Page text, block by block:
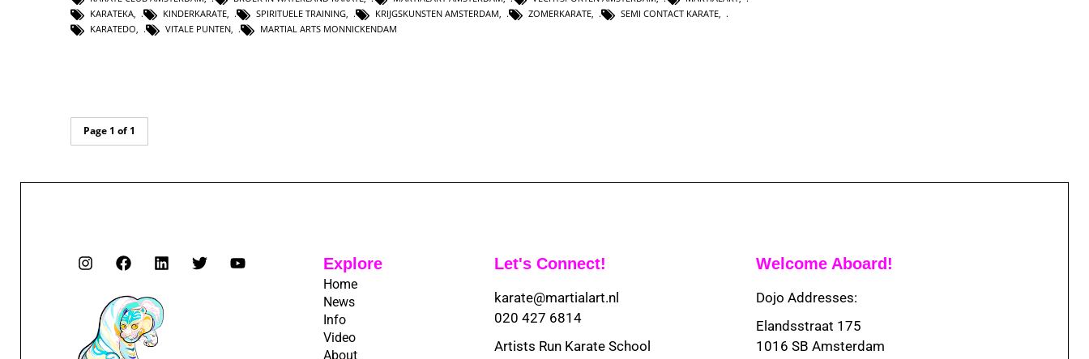
KARATEKA
KINDERKARATE SPIRITUELE TRAINING KRIJGSKUNSTEN AMSTERDAM ZOMERKARATE SEMI CONTACT KARATE
KARATEDO
VITALE PUNTEN MARTIAL ARTS MONNICKENDAM
Page 1 of 1
Explore
Home
News
Info
Video
About
Let's Connect!
karate@martialart.nl
020 427 6814
Artists Run Karate School
Welcome Aboard!
Dojo Addresses:
Elandsstraat 175
1016 SB Amsterdam